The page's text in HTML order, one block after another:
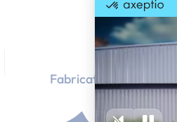
Fabrication Française